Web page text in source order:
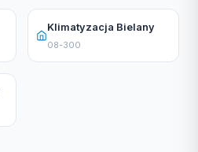
Klimatyzacja Bielany
08-300